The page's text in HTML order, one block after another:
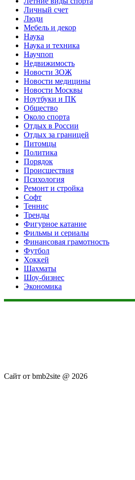
Личный счет
Люди
Мебель и декор
Наука
Наука и техника
Научпоп
Недвижимость
Новости ЗОЖ
Новости медицины
Новости Москвы
Ноутбуки и ПК
Общество
Около спорта
Отдых в России
Отдых за границей
Питомцы
Политика
Порядок
Происшествия
Психология
Ремонт и стройка
Софт
Теннис
Тренды
Фигурное катание
Фильмы и сериалы
Финансовая грамотность
Футбол
Хоккей
Шахматы
Шоу-бизнес
Экономика
Сайт от bmb2site @ 2026